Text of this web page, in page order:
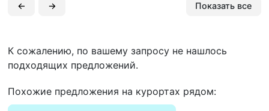
← → Показать все
К сожалению, по вашему запросу не нашлось
подходящих предложений.
Похожие предложения на курортах рядом: